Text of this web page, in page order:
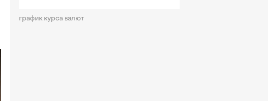
график курса валют